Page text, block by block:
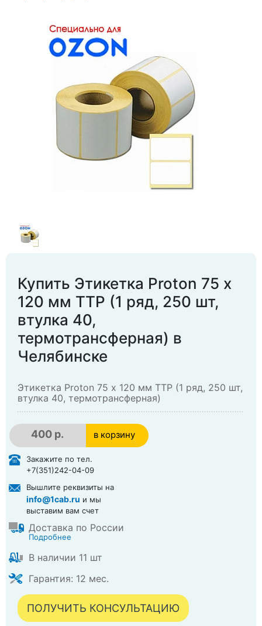
Купить Этикетка Proton 75 х
120 мм TTP (1 ряд, 250 шт,
втулка 40,
термотрансферная) в
Челябинске
Этикетка Proton 75 х 120 мм TTP (1 ряд, 250 шт,
втулка 40, термотрансферная)
400 р. в корзину
Закажите по тел.
+7(351)242-04-09
Вышлите реквизиты на
info@1cab.ru и мы
выставим вам счет
Доставка по России
Подробнее
В наличии 11 шт
Гарантия: 12 мес.
ПОЛУЧИТЬ КОНСУЛЬТАЦИЮ